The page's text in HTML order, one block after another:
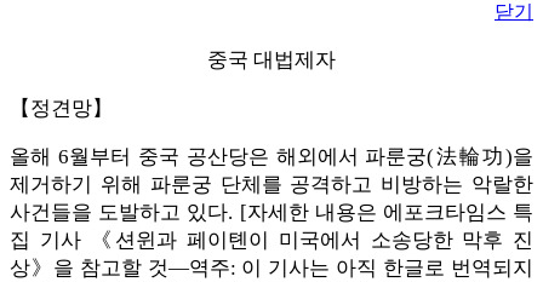
닫기
중국 대법제자
【정견망】
올해 6월부터 중국 공산당은 해외에서 파룬궁(法輪功)을
제거하기 위해 파룬궁 단체를 공격하고 비방하는 악랄한
사건들을 도발하고 있다. [자세한 내용은 에포크타임스 특
집 기사 《션윈과 페이톈이 미국에서 소송당한 막후 진
상》을 참고할 것—역주: 이 기사는 아직 한글로 번역되지